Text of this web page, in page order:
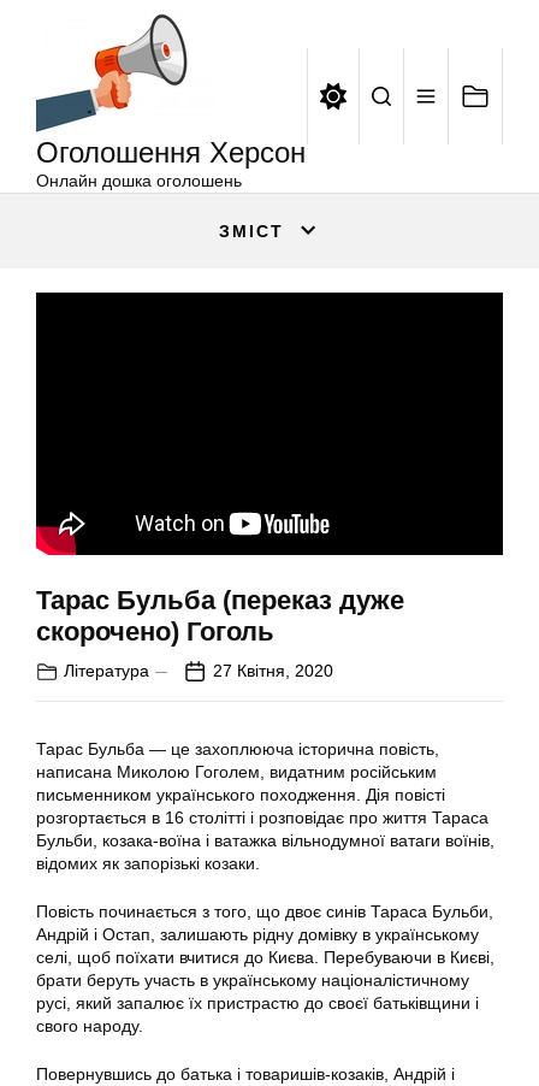
Оголошення Херсон
Онлайн дошка оголошень
ЗМІСТ
Тарас Бульба (переказ дуже
скорочено) Гоголь
Література 27 Квітня, 2020
Тарас Бульба — це захоплююча історична повість,
написана Миколою Гоголем, видатним російським
письменником українського походження. Дія повісті
розгортається в 16 столітті і розповідає про життя Тараса
Бульби, козака-воїна і ватажка вільнодумної ватаги воїнів,
відомих як запорізькі козаки.
Повість починається з того, що двоє синів Тараса Бульби,
Андрій і Остап, залишають рідну домівку в українському
селі, щоб поїхати вчитися до Києва. Перебуваючи в Києві,
брати беруть участь в українському націоналістичному
русі, який запалює їх пристрастю до своєї батьківщини і
свого народу.
Повернувшись до батька і товаришів-козаків, Андрій і